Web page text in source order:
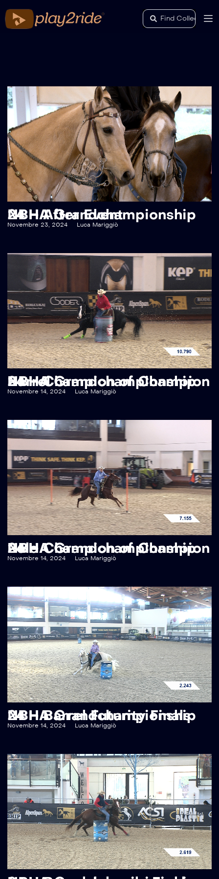
NBHA Grandchampionship 24 – After Event
Novembre 23, 2024 Luca Mariggiò
NBHA Grandchampionship 24 – Champion of Champion Barrel
Novembre 14, 2024 Luca Mariggiò
NBHA Grandchampionship 24 – Champion of Champion Pole
Novembre 14, 2024 Luca Mariggiò
NBHA Grandchampionship 24 – Barrel Futurity Finals
Novembre 14, 2024 Luca Mariggiò